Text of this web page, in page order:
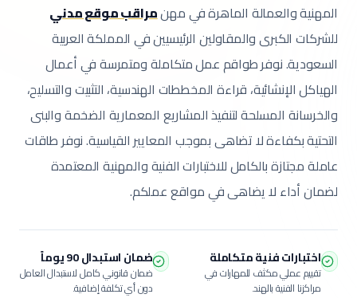
المهنية والعمالة الماهرة في مهنمراقب موقع مدني
للشركات الكبرى والمقاولين الرئيسيين في المملكة العربية
السعودية.نوفر طواقم عمل متكاملة ومتمرسة في أعمال
الهياكل الإنشائية، قراءة المخططات الهندسية، التثبيت والتسليح،
والخرسانة المسلحة لتنفيذ المشاريع المعمارية الضخمة والبنى
التحتية بكفاءة لا تضاهى بموجب المعايير القياسية.نوفر طاقات
عاملة مجتازة بالكامل للاختبارات الفنية والمهنية المعتمدة
لضمان أداء لا يضاهى في مواقع عملكم.
اختبارات فنية متكاملة
تقييم عملي مكثف للمهارات في
مراكزنا الفنية بالهند.
ضمان استبدال 90 يوماً
ضمان قانوني كامل لاستبدال العامل
دون أي تكلفة إضافية.